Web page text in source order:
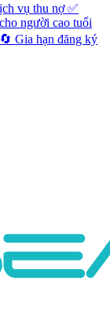
vụ thu nợ✅
người cao tuổi
🔄 Gia hạn đăng ký